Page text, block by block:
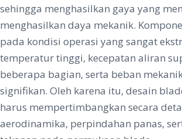
sehingga menghasilkan gaya yang
menghasilkan daya mekanik.
pada kondisi operasi yang sangat
temperatur tinggi, kecepatan aliran
beberapa bagian, serta beban
signifikan. Oleh karena itu, desain
harus mempertimbangkan secara
aerodinamika, perpindahan panas,